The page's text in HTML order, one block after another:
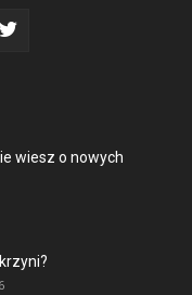
wiesz o nowych